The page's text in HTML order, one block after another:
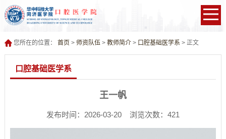
您所在的位置： 首页 > 师资队伍> 教师简介> 口腔基础医学系 > 正文
口腔基础医学系
王一帆
发布时间：2026-03-20 浏览次数： 421